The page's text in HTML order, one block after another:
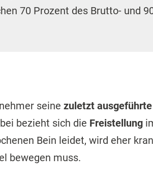
70 Prozent des Brutto- und
seine zuletzt
bezieht sich die Freistellung
Bein leidet, wird eher
bewegen muss.